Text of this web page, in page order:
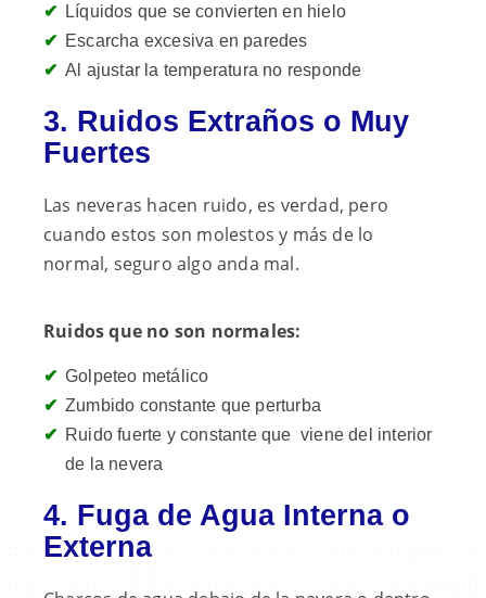
Líquidos que se convierten en hielo
Escarcha excesiva en paredes
Al ajustar la temperatura no responde
3. Ruidos Extraños o Muy
Fuertes
Las neveras hacen ruido, es verdad, pero
cuando estos son molestos y más de lo
normal, seguro algo anda mal.
Ruidos que no son normales:
Golpeteo metálico
Zumbido constante que perturba
Ruido fuerte y constante que viene del interior
de la nevera
4. Fuga de Agua Interna o
Externa